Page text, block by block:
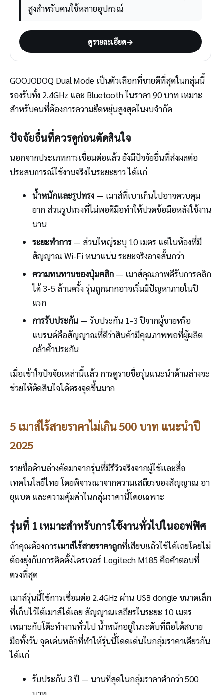
สูงสำหรับคนใช้หลายอุปกรณ์
ดูรายละเอียด→
GOOJODOQ Dual Mode เป็นตัวเลือกที่ขายดีที่สุดในกลุ่มนี้
รองรับทั้ง 2.4GHz และ Bluetooth ในราคา 90 บาท เหมาะ
สำหรับคนที่ต้องการความยืดหยุ่นสูงสุดในงบจำกัด
ปัจจัยอื่นที่ควรดูก่อนตัดสินใจ
นอกจากประเภทการเชื่อมต่อแล้ว ยังมีปัจจัยอื่นที่ส่งผลต่อ
ประสบการณ์ใช้งานจริงในระยะยาว ได้แก่
น้ำหนักและรูปทรง— เมาส์ที่เบาเกินไปอาจควบคุม
ยาก ส่วนรูปทรงที่ไม่พอดีมือทำให้ปวดข้อมือหลังใช้งาน
นาน
ระยะทำการ— ส่วนใหญ่ระบุ 10 เมตร แต่ในห้องที่มี
สัญญาณ Wi-Fi หนาแน่น ระยะจริงอาจสั้นกว่า
ความทนทานของปุ่มคลิก— เมาส์คุณภาพดีรับการคลิก
ได้ 3-5 ล้านครั้ง รุ่นถูกมากอาจเริ่มมีปัญหาภายในปี
แรก
การรับประกัน— รับประกัน 1-3 ปีจากผู้ขายหรือ
แบรนด์คือสัญญาณที่ดีว่าสินค้ามีคุณภาพพอที่ผู้ผลิต
กล้าค้ำประกัน
เมื่อเข้าใจปัจจัยเหล่านี้แล้ว การดูรายชื่อรุ่นแนะนำด้านล่างจะ
ช่วยให้ตัดสินใจได้ตรงจุดขึ้นมาก
5 เมาส์ไร้สายราคาไม่เกิน 500 บาท แนะนำปี
2025
รายชื่อด้านล่างคัดมาจากรุ่นที่มีรีวิวจริงจากผู้ใช้และสื่อ
เทคโนโลยีไทย โดยพิจารณาจากความเสถียรของสัญญาณ อา
ยุแบต และความคุ้มค่าในกลุ่มราคานี้โดยเฉพาะ
รุ่นที่ 1 เหมาะสำหรับการใช้งานทั่วไปในออฟฟิศ
ถ้าคุณต้องการเมาส์ไร้สายราคาถูกที่เสียบแล้วใช้ได้เลยโดยไม่
ต้องยุ่งกับการติดตั้งไดรเวอร์ Logitech M185 คือคำตอบที่
ตรงที่สุด
เมาส์รุ่นนี้ใช้การเชื่อมต่อ 2.4GHz ผ่าน USB dongle ขนาดเล็ก
ที่เก็บไว้ใต้เมาส์ได้เลย สัญญาณเสถียรในระยะ 10 เมตร
เหมาะกับโต๊ะทำงานทั่วไป น้ำหนักอยู่ในระดับที่ถือได้สบาย
มือทั้งวัน จุดเด่นหลักที่ทำให้รุ่นนี้โดดเด่นในกลุ่มราคาเดียวกัน
ได้แก่
รับประกัน 3 ปี — นานที่สุดในกลุ่มราคาต่ำกว่า 500